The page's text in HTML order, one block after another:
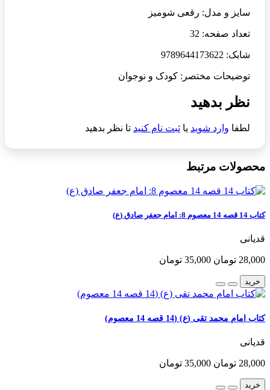
سایز و مدل: رقعی شومیز
تعداد صفحه: 32
شابک: 9789644173622
توضیحات مختصر: کودک و نوجوان
نظر بدهید
لطفا وارد شوید یا ثبت نام کنید تا نظر بدهید
محصولات مرتبط
کتاب 14 قصه 14 معصوم 8: امام جعفر صادق (ع)
قدیانی
28,000 تومان 35,000 تومان
خرید
کتاب امام محمد تقی (ع) (14 قصه 14 معصوم)
قدیانی
28,000 تومان 35,000 تومان
خرید